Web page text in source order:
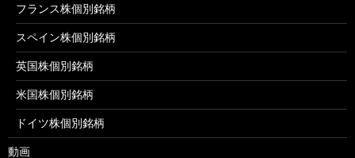
フランス株個別銘柄
スペイン株個別銘柄
英国株個別銘柄
米国株個別銘柄
ドイツ株個別銘柄
動画